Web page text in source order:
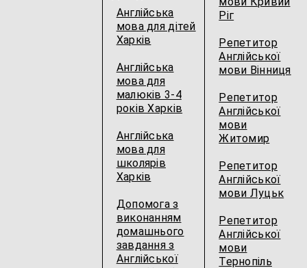
Англійська
мова для дітей
Харків
Англійська
мова для
малюків 3-4
років Харків
Англійська
мова для
школярів
Харків
Допомога з
виконанням
домашнього
завдання з
Англійської
Ріг
Репетитор
Англійської
мови Вінниця
Репетитор
Англійської
мови
Житомир
Репетитор
Англійської
мови Луцьк
Репетитор
Англійської
мови
Тернопіль